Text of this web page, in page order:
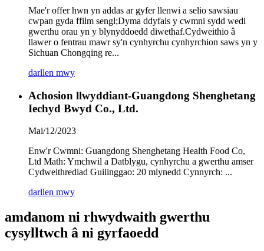
Mae'r offer hwn yn addas ar gyfer llenwi a selio sawsiau
cwpan gyda ffilm sengl;Dyma ddyfais y cwmni sydd wedi
gwerthu orau yn y blynyddoedd diwethaf.Cydweithio â
llawer o fentrau mawr sy'n cynhyrchu cynhyrchion saws yn y
Sichuan Chongqing re...
darllen mwy
Achosion llwyddiant-Guangdong Shenghetang
Iechyd Bwyd Co., Ltd.
Mai/12/2023
Enw'r Cwmni: Guangdong Shenghetang Health Food Co,
Ltd Math: Ymchwil a Datblygu, cynhyrchu a gwerthu amser
Cydweithrediad Guilinggao: 20 mlynedd Cynnyrch: ...
darllen mwy
amdanom ni rhwydwaith gwerthu
cysylltwch â ni gyrfaoedd